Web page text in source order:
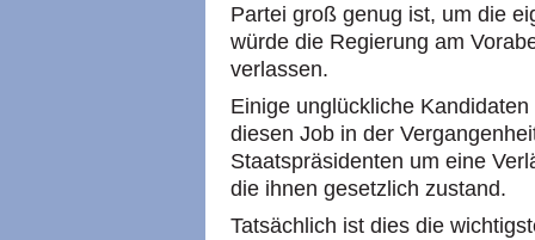
Partei groß genug ist, um die
würde die Regierung am
verlassen.
Einige unglückliche
diesen Job in der
Staatspräsidenten um eine
die ihnen gesetzlich zustand.
Tatsächlich ist dies die